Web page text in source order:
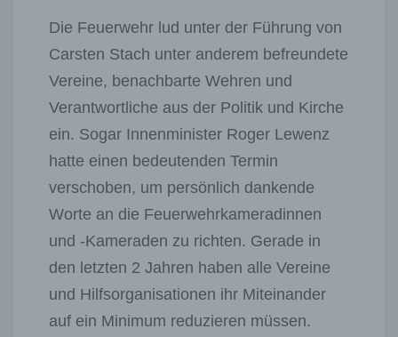
Die Feuerwehr lud unter der Führung von
Carsten Stach unter anderem befreundete
Vereine, benachbarte Wehren und
Verantwortliche aus der Politik und Kirche
ein. Sogar Innenminister Roger Lewenz
hatte einen bedeutenden Termin
verschoben, um persönlich dankende
Worte an die Feuerwehrkameradinnen
und -Kameraden zu richten. Gerade in
den letzten 2 Jahren haben alle Vereine
und Hilfsorganisationen ihr Miteinander
auf ein Minimum reduzieren müssen.